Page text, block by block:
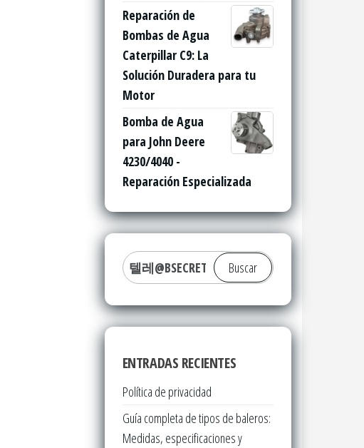
Reparación de
Bombas de Agua
Caterpillar C9: La
Solución Duradera para tu
Motor
Bomba de Agua
para John Deere
4230/4040 -
Reparación Especializada
Buscar:
ENTRADAS RECIENTES
Política de privacidad
Guía completa de tipos de baleros:
Medidas, especificaciones y